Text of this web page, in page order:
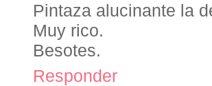
Pintaza alucinante la
Muy rico.
Besotes.
Responder